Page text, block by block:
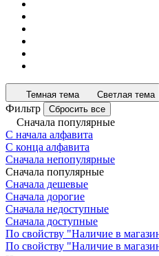
Темная тема Светлая тема
Фильтр Сбросить все
Сначала популярные
С начала алфавита
С конца алфавита
Сначала непопулярные
Сначала популярные
Сначала дешевые
Сначала дорогие
Сначала недоступные
Сначала доступные
По свойству "Наличие в
По свойству "Наличие в